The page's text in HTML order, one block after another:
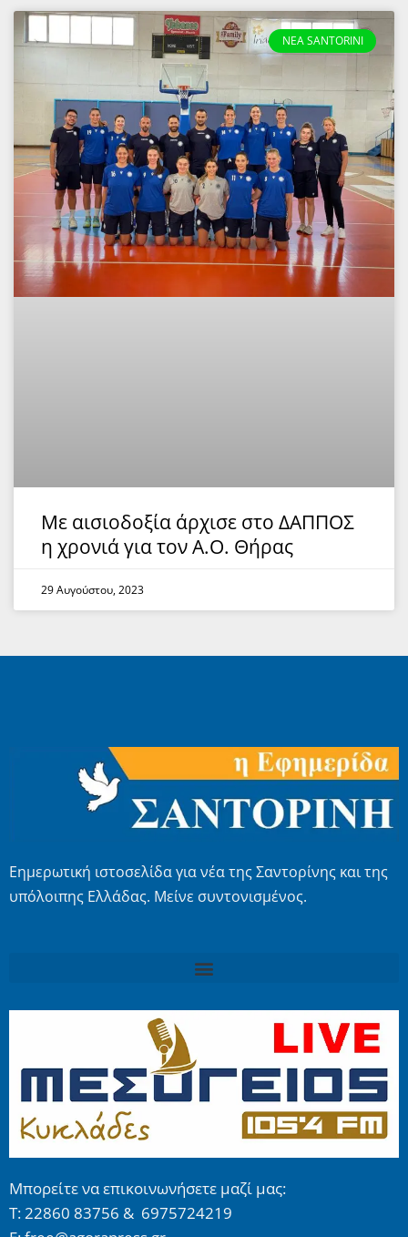
NEA SANTORINI
Με αισιοδοξία άρχισε στο ΔΑΠΠΟΣ
η χρονιά για τον Α.Ο. Θήρας
29 Αυγούστου, 2023
Εημερωτική ιστοσελίδα για νέα της Σαντορίνης και της
υπόλοιπης Ελλάδας. Μείνε συντονισμένος.
Μπορείτε να επικοινωνήσετε μαζί μας:
Τ: 22860 83756 & 6975724219